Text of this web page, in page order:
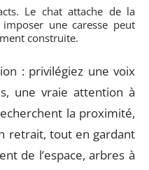
Le chat attache de la
une caresse peut
construite.
: privilégiez une voix
une vraie attention à
la proximité,
retrait, tout en gardant
de l’espace, arbres à